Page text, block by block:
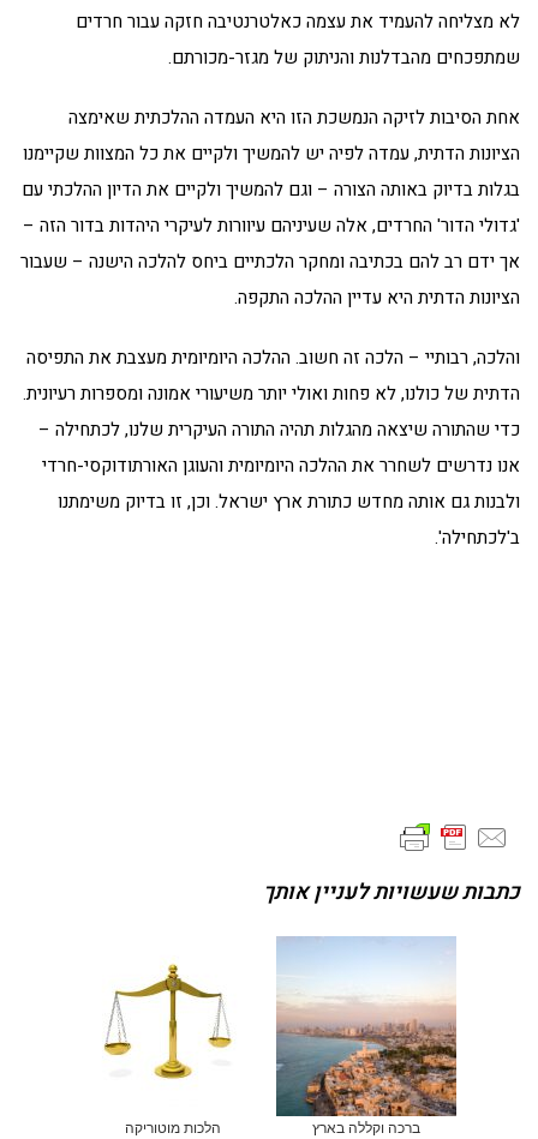
לא מצליחה להעמיד את עצמה כאלטרנטיבה חזקה עבור חרדים
שמתפכחים מהבדלנות והניתוק של מגזר-מכורתם.
אחת הסיבות לזיקה הנמשכת הזו היא העמדה ההלכתית שאימצה
הציונות הדתית, עמדה לפיה יש להמשיך ולקיים את כל המצוות שקיימנו
בגלות בדיוק באותה הצורה – וגם להמשיך ולקיים את הדיון ההלכתי עם
'גדולי הדור' החרדים, אלה שעיניהם עיוורות לעיקרי היהדות בדור הזה –
אך ידם רב להם בכתיבה ומחקר הלכתיים ביחס להלכה הישנה – שעבור
הציונות הדתית היא עדיין ההלכה התקפה.
והלכה, רבותיי – הלכה זה חשוב. ההלכה היומיומית מעצבת את התפיסה
הדתית של כולנו, לא פחות ואולי יותר משיעורי אמונה ומספרות רעיונית.
כדי שהתורה שיצאה מהגלות תהיה התורה העיקרית שלנו, לכתחילה –
אנו נדרשים לשחרר את ההלכה היומיומית והעוגן האורתודוקסי-חרדי
ולבנות גם אותה מחדש כתורת ארץ ישראל. וכן, זו בדיוק משימתנו
ב'לכתחילה'.
כתבות שעשויות לעניין אותך
ברכה וקללה בארץ הלכות מוטוריקה